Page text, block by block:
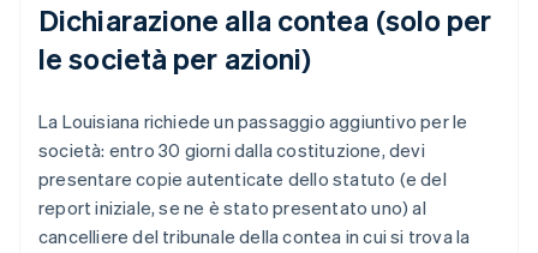
Dichiarazione alla contea (solo per
le società per azioni)
La Louisiana richiede un passaggio aggiuntivo per le
società: entro 30 giorni dalla costituzione, devi
presentare copie autenticate dello statuto (e del
report iniziale, se ne è stato presentato uno) al
cancelliere del tribunale della contea in cui si trova la